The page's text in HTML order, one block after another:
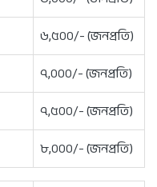
৬,৫০০/- (জনপ্রতি)
৭,০০০/- (জনপ্রতি)
৭,৫০০/- (জনপ্রতি)
৮,০০০/- (জনপ্রতি)